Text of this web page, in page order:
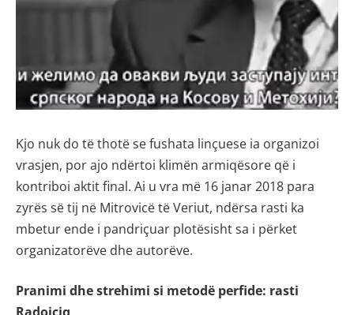
Kjo nuk do të thotë se fushata linçuese ia organizoi
vrasjen, por ajo ndërtoi klimën armiqësore që i
kontriboi aktit final. Ai u vra më 16 janar 2018 para
zyrës së tij në Mitrovicë të Veriut, ndërsa rasti ka
mbetur ende i pandriçuar plotësisht sa i përket
organizatorëve dhe autorëve.
Pranimi dhe strehimi si metodë perfide: rasti